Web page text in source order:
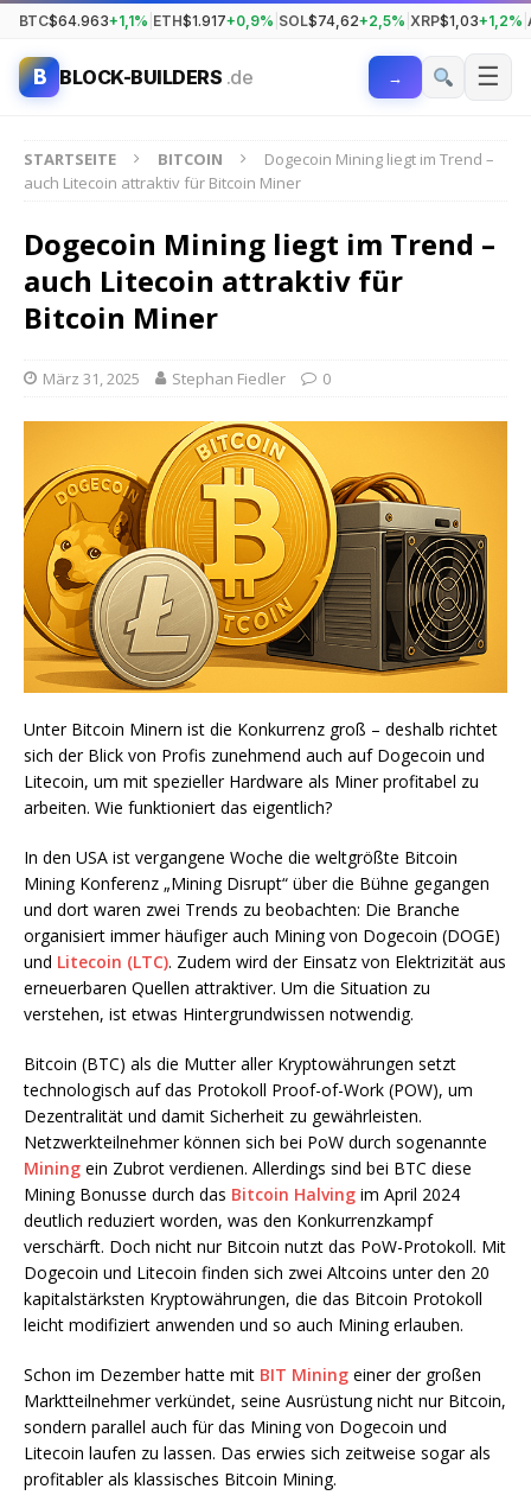
BTC$64.963+1,1% ETH$1.917+0,9% SOL$74,62+2,5% XRP$1,03+1,2%
B BLOCK-BUILDERS .de → ☰
STARTSEITE BITCOIN
Dogecoin Mining liegt im Trend –
auch Litecoin attraktiv für Bitcoin Miner
Dogecoin Mining liegt im Trend –
auch Litecoin attraktiv für
Bitcoin Miner
März 31, 2025 Stephan Fiedler 0
Unter Bitcoin Minern ist die Konkurrenz groß – deshalb richtet
sich der Blick von Profis zunehmend auch auf Dogecoin und
Litecoin, um mit spezieller Hardware als Miner profitabel zu
arbeiten. Wie funktioniert das eigentlich?
In den USA ist vergangene Woche die weltgrößte Bitcoin
Mining Konferenz „Mining Disrupt“ über die Bühne gegangen
und dort waren zwei Trends zu beobachten: Die Branche
organisiert immer häufiger auch Mining von Dogecoin (DOGE)
und Litecoin (LTC). Zudem wird der Einsatz von Elektrizität aus
erneuerbaren Quellen attraktiver. Um die Situation zu
verstehen, ist etwas Hintergrundwissen notwendig.
Bitcoin (BTC) als die Mutter aller Kryptowährungen setzt
technologisch auf das Protokoll Proof-of-Work (POW), um
Dezentralität und damit Sicherheit zu gewährleisten.
Netzwerkteilnehmer können sich bei PoW durch sogenannte
Mining ein Zubrot verdienen. Allerdings sind bei BTC diese
Mining Bonusse durch das Bitcoin Halving im April 2024
deutlich reduziert worden, was den Konkurrenzkampf
verschärft. Doch nicht nur Bitcoin nutzt das PoW-Protokoll. Mit
Dogecoin und Litecoin finden sich zwei Altcoins unter den 20
kapitalstärksten Kryptowährungen, die das Bitcoin Protokoll
leicht modifiziert anwenden und so auch Mining erlauben.
Schon im Dezember hatte mit BIT Mining einer der großen
Marktteilnehmer verkündet, seine Ausrüstung nicht nur Bitcoin,
sondern parallel auch für das Mining von Dogecoin und
Litecoin laufen zu lassen. Das erwies sich zeitweise sogar als
profitabler als klassisches Bitcoin Mining.